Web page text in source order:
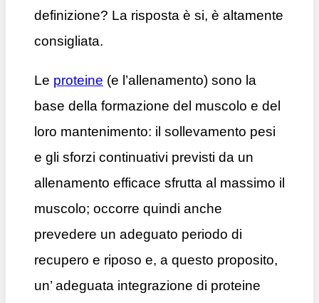
definizione? La risposta è si, è altamente
consigliata.
Le proteine (e l’allenamento) sono la
base della formazione del muscolo e del
loro mantenimento: il sollevamento pesi
e gli sforzi continuativi previsti da un
allenamento efficace sfrutta al massimo il
muscolo; occorre quindi anche
prevedere un adeguato periodo di
recupero e riposo e, a questo proposito,
un’ adeguata integrazione di proteine